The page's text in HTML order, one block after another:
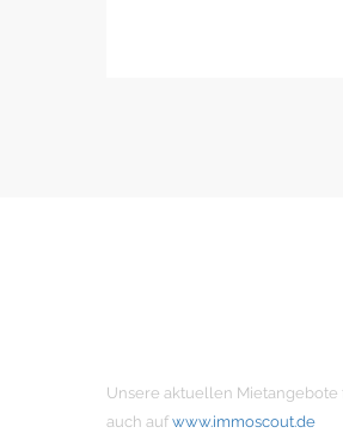
Unsere aktuellen Mietangebote
auch auf www.immoscout.de